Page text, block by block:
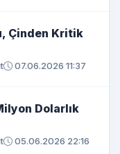
Çinden Kritik
07.06.2026 11:37
Dolarlık
05.06.2026 22:16